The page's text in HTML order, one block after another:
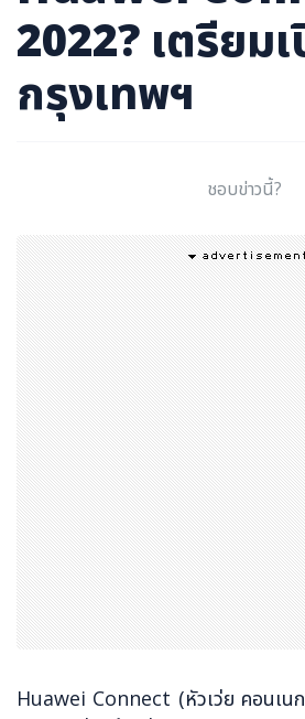
2022? เตรียม
กรุงเทพฯ
ชอบข่าวนี้?
Huawei Connect (หัวเว่ย คอนเน